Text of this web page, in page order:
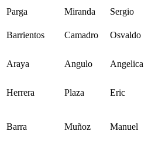
Parga Miranda Sergio
Barrientos Camadro Osvaldo
Araya Angulo Angelica
Herrera Plaza Eric
Barra Muñoz Manuel